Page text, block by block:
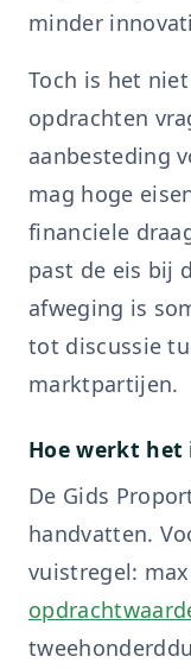
minder
Toch is het
opdrachten
aanbesteding
mag hoge
financiele
past de eis bij
afweging is
tot discussie
marktpartijen.
Hoe werkt
De Gids
handvatten.
vuistregel: